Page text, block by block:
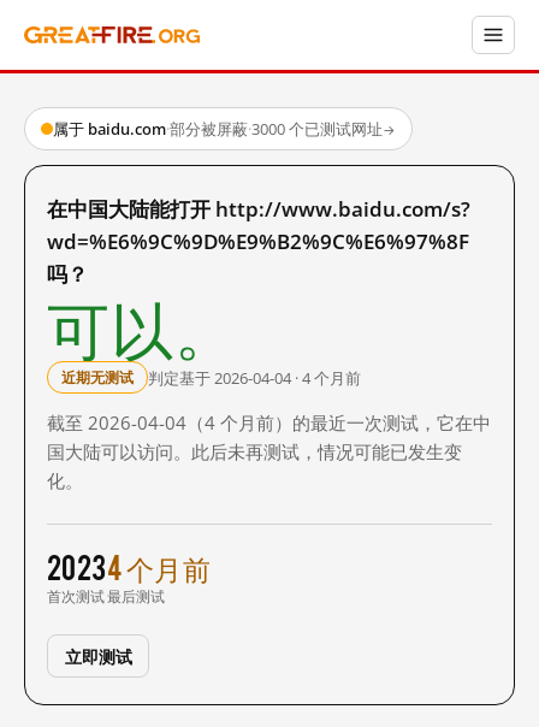
属于 baidu.com·部分被屏蔽·3000 个已测试网址→
在中国大陆能打开 http://www.baidu.com/s?
wd=%E6%9C%9D%E9%B2%9C%E6%97%8F
吗？
可以。
近期无测试 判定基于 2026-04-04 · 4 个月前
截至 2026-04-04（4 个月前）的最近一次测试，它在中
国大陆可以访问。此后未再测试，情况可能已发生变
化。
2023
首次测试
4 个月前
最后测试
立即测试